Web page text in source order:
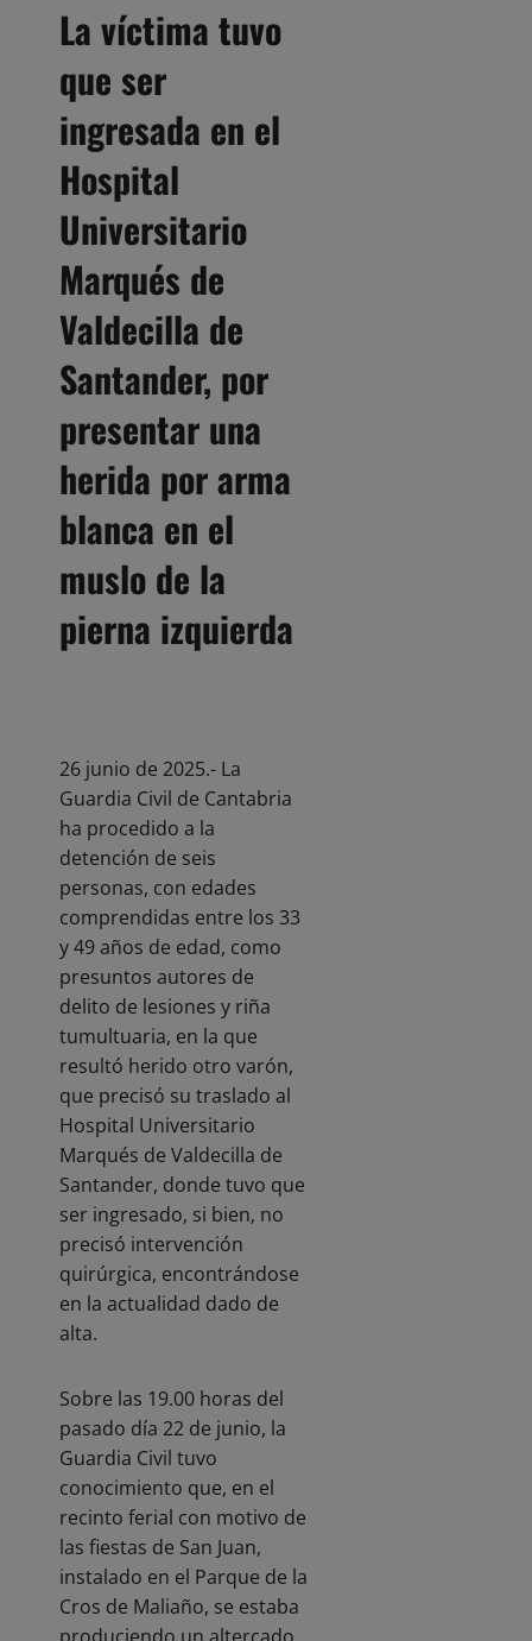
La víctima tuvo
que ser
ingresada en el
Hospital
Universitario
Marqués de
Valdecilla de
Santander, por
presentar una
herida por arma
blanca en el
muslo de la
pierna izquierda
26 junio de 2025.- La
Guardia Civil de Cantabria
ha procedido a la
detención de seis
personas, con edades
comprendidas entre los 33
y 49 años de edad, como
presuntos autores de
delito de lesiones y riña
tumultuaria, en la que
resultó herido otro varón,
que precisó su traslado al
Hospital Universitario
Marqués de Valdecilla de
Santander, donde tuvo que
ser ingresado, si bien, no
precisó intervención
quirúrgica, encontrándose
en la actualidad dado de
alta.
Sobre las 19.00 horas del
pasado día 22 de junio, la
Guardia Civil tuvo
conocimiento que, en el
recinto ferial con motivo de
las fiestas de San Juan,
instalado en el Parque de la
Cros de Maliaño, se estaba